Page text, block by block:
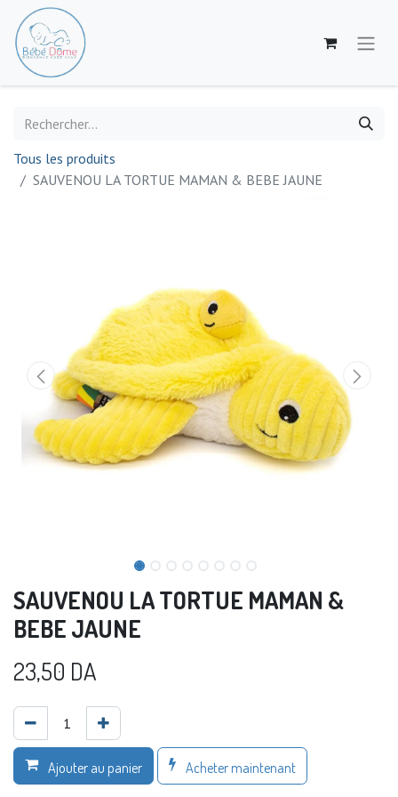
Tous les produits
SAUVENOU LA TORTUE MAMAN & BEBE JAUNE
SAUVENOU LA TORTUE MAMAN &
BEBE JAUNE
23,50 DA
Ajouter au panier Acheter maintenant